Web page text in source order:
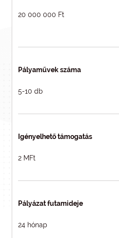
20 000 000 Ft
Pályaművek száma
5-10 db
Igényelhető támogatás
2 MFt
Pályázat futamideje
24 hónap